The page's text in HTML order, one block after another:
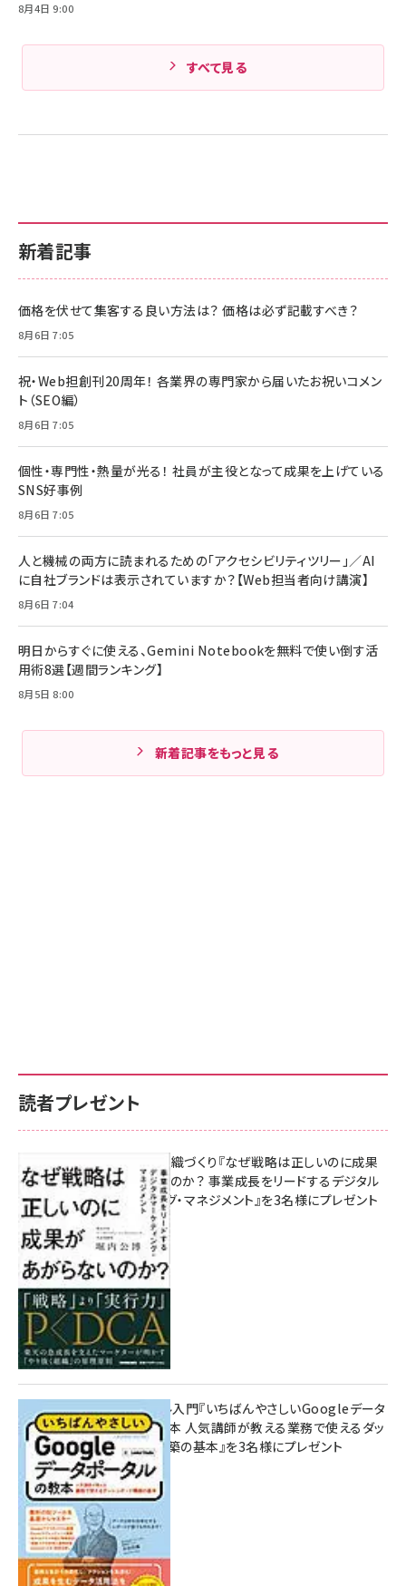
新着記事
価格を伏せて集客する良い方法は？ 価格は必ず記載すべき？
8月6日 7:05
祝・Web担創刊20周年！ 各業界の専門家から届いたお祝いコメン
ト（SEO編）
8月6日 7:05
個性・専門性・熱量が光る！ 社員が主役となって成果を上げている
SNS好事例
8月6日 7:05
人と機械の両方に読まれるための「アクセシビリティツリー」／AI
に自社ブランドは表示されていますか？【Web担当者向け講演】
8月6日 7:04
明日からすぐに使える、Gemini Notebookを無料で使い倒す活
用術8選【週間ランキング】
8月5日 8:00
新着記事をもっと見る
読者プレゼント
成果を生む組織づくり『なぜ戦略は正しいのに成果
があがらないのか？ 事業成長をリードするデジタル
マーケティング・マネジメント』を3名様にプレゼント
10:00
無料BIツール入門『いちばんやさしいGoogleデータ
ポータルの教本 人気講師が教える業務で使えるダッ
シュボード構築の基本』を3名様にプレゼント
7月31日 10:00
8月4日 9:00
すべて見る